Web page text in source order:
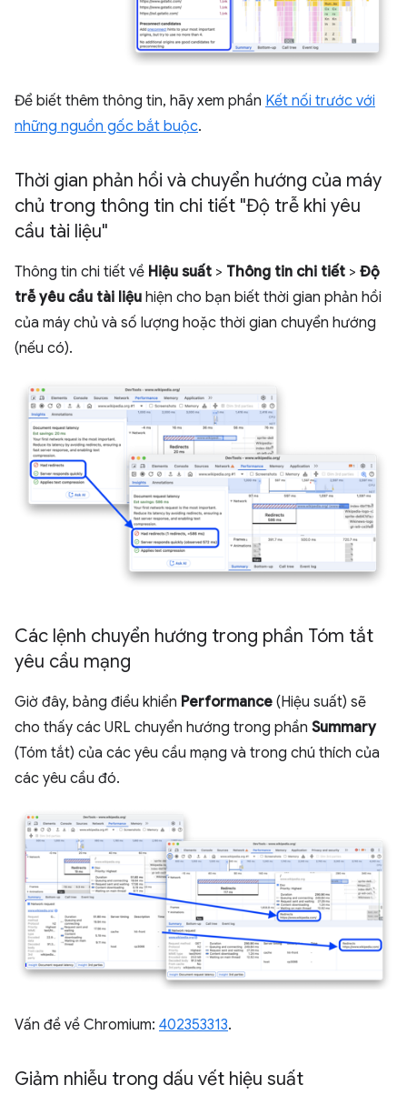
Để biết thêm thông tin, hãy xem phần Kết nối trước với
những nguồn gốc bắt buộc.
Thời gian phản hồi và chuyển hướng của máy
chủ trong thông tin chi tiết "Độ trễ khi yêu
cầu tài liệu"
Thông tin chi tiết về Hiệu suất > Thông tin chi tiết > Độ
trễ yêu cầu tài liệu hiện cho bạn biết thời gian phản hồi
của máy chủ và số lượng hoặc thời gian chuyển hướng
(nếu có).
Các lệnh chuyển hướng trong phần Tóm tắt
yêu cầu mạng
Giờ đây, bảng điều khiển Performance (Hiệu suất) sẽ
cho thấy các URL chuyển hướng trong phần Summary
(Tóm tắt) của các yêu cầu mạng và trong chú thích của
các yêu cầu đó.
Vấn đề về Chromium: 402353313.
Giảm nhiễu trong dấu vết hiệu suất